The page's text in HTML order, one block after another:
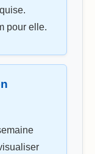
pour elle.